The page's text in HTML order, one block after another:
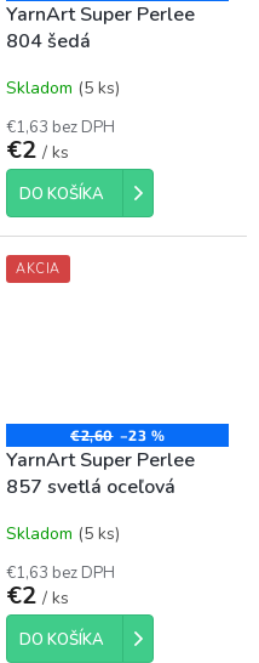
YarnArt Super Perlee
804 šedá
Skladom (5 ks)
€1,63 bez DPH
€2 / ks
DO KOŠÍKA
AKCIA
€2,60 –23 %
YarnArt Super Perlee
857 svetlá oceľová
Skladom (5 ks)
€1,63 bez DPH
€2 / ks
DO KOŠÍKA